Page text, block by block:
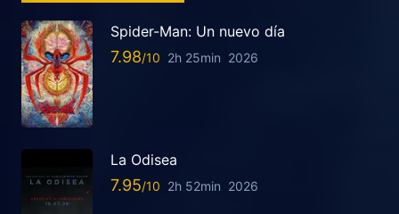
Spider-Man: Un nuevo día
7.98 2h 25min 2026
La Odisea
7.95 2h 52min 2026